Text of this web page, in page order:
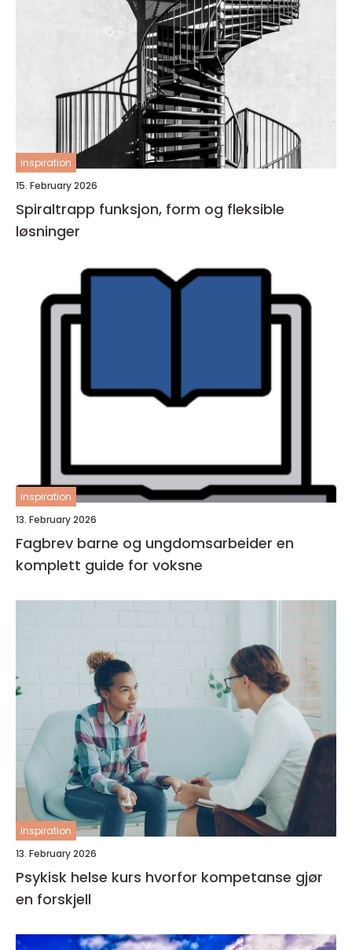
inspiration
15. February 2026
Spiraltrapp funksjon, form og fleksible
løsninger
inspiration
13. February 2026
Fagbrev barne og ungdomsarbeider en
komplett guide for voksne
inspiration
13. February 2026
Psykisk helse kurs hvorfor kompetanse gjør
en forskjell